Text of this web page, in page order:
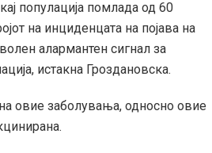
популација помлада од 60
на инциденцата на појава на
алармантен сигнал за
истакна Гроздановска.
на овие заболувања, односно овие